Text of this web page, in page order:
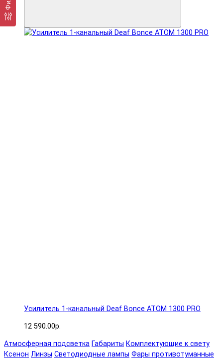
Усилитель 1-канальный Deaf Bonce ATOM 1300 PRO
12 590.00р.
Атмосферная подсветка Габариты Комплектующие к свету
Ксенон Линзы Светодиодные лампы Фары противотуманные